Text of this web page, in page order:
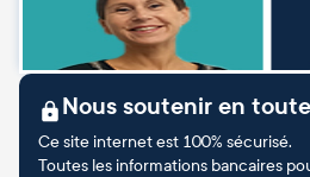
Nous soutenir en
Ce site internet est 100% sécurisé.
Toutes les informations bancaires